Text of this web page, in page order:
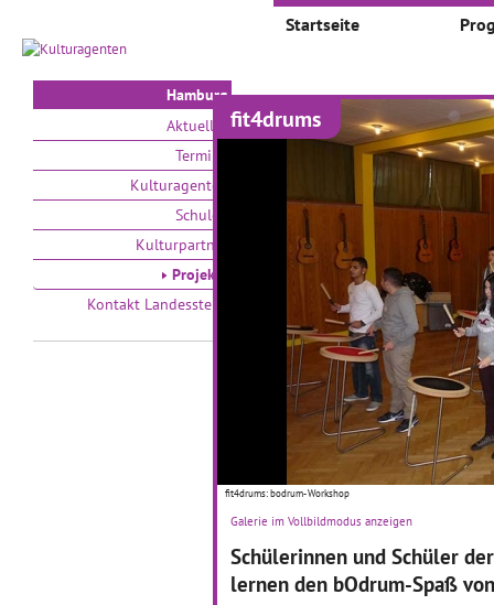
fit4drums
fit4drums: bodrum- Workshop
Galerie im Vollbildmodus anzeigen
Schülerinnen und Schüler
lernen den bOdrum-Spaß
Hamburg
Aktuelles
Termine
Kulturagenten
Schulen
Kulturpartner
Projekte
Kontakt Landesstelle
Startseite
Projekte
Wenn der weiße Hai
jemanden auf die
Palme bringt –
Illustriationen beim
Tag des Buches
Zum vierten Mal feierte die
Heinz-Brandt-Schule am 23.
April bereits den Welttag